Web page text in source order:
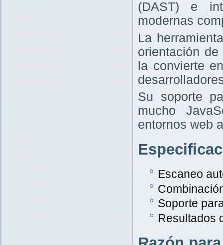
(DAST) e
modernas
La
orientación
la convierte
Su soporte
mucho
entornos web
Escaneo
Soporte
Resultados